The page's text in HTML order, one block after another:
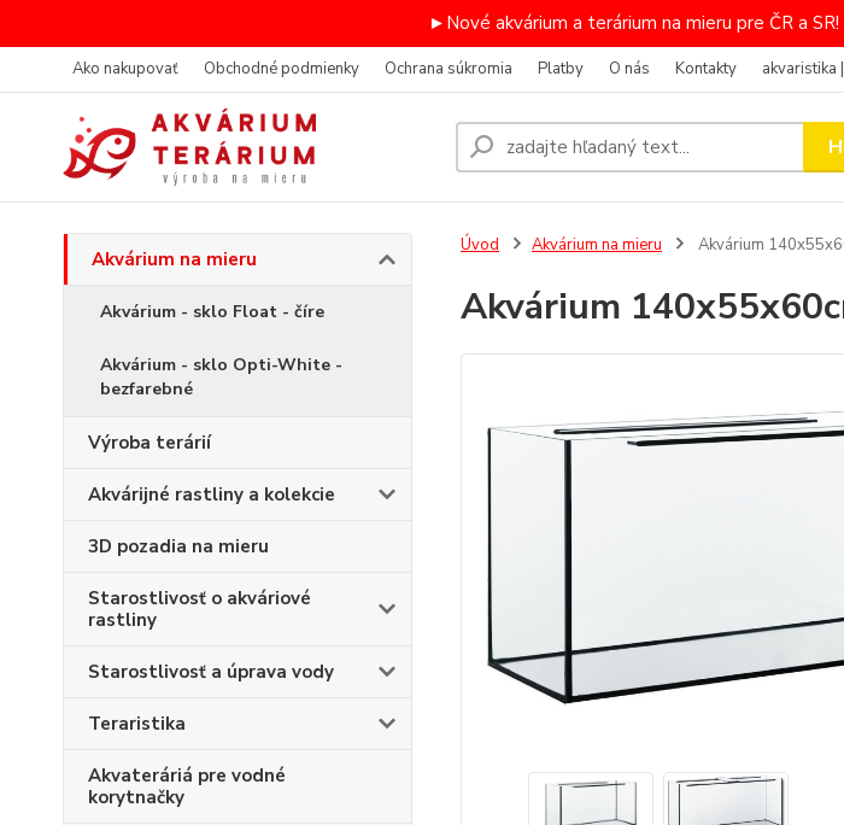
►Nové akvárium a terárium na mieru pre ČR a
Ako nakupovať Obchodné podmienky Ochrana súkromia Platby O nás Kontakty akvaristika
Akvárium na mieru
Akvárium - sklo Float - číre
Akvárium - sklo Opti-White -
bezfarebné
Výroba terárií
Akvárijné rastliny a kolekcie
3D pozadia na mieru
Starostlivosť o akváriové
rastliny
Starostlivosť a úprava vody
Teraristika
Akvateráriá pre vodné
korytnačky
Úvod Akvárium na mieru Akvárium
Akvárium